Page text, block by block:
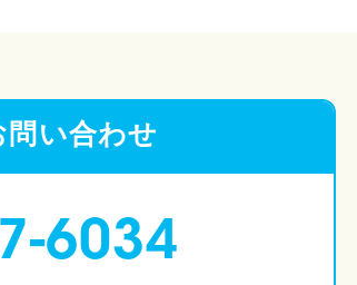
い合わせ
6034